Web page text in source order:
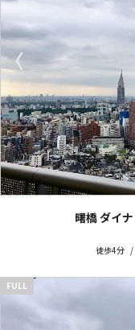
〈
曙橋 ダイ
徒歩4分
FULL